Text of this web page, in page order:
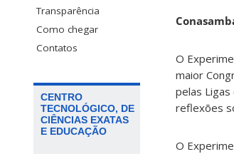
Transparência
Como chegar
Contatos
CENTRO
TECNOLÓGICO, DE
CIÊNCIAS EXATAS
E EDUCAÇÃO
O
maior
pelas Ligas
reflexões
O